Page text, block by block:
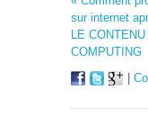
sur internet
LE
COMPUTING